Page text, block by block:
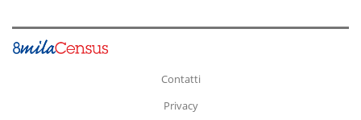
Contatti
Privacy